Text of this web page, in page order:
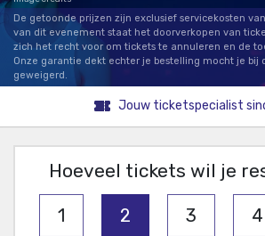
De getoonde prijzen zijn exclusief servicekosten
van dit evenement staat het doorverkopen van
zich het recht voor om tickets te annuleren en de
Onze garantie dekt echter je bestelling mocht je bij
geweigerd.
Jouw ticketspecialist
Hoeveel tickets wil je
1 2 3 4